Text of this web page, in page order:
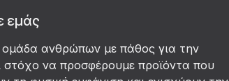
εμάς
ομάδα ανθρώπων με πάθος για την
στόχο να προσφέρουμε προϊόντα που